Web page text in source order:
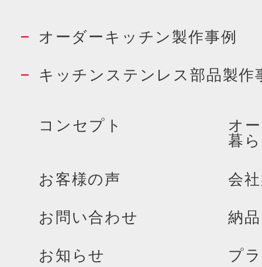
オーダーキッチン製作事例
キッチンステンレス部品製作
コンセプト
オ
暮
お客様の声 会
お問い合わせ 納
お知らせ プ